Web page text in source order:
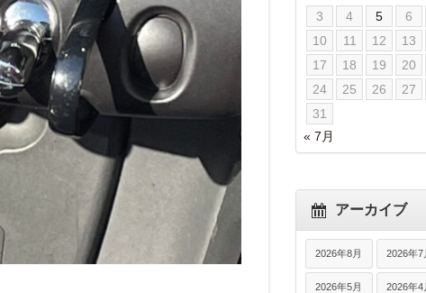
3
4 5 6
10
11 12 13
17
18 19 20
24
25 26 27
31
« 7月
アーカイブ
2026年8月 2026年7
2026年5月 2026年4